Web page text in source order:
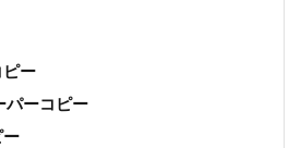
ピー
パーコピー
ー